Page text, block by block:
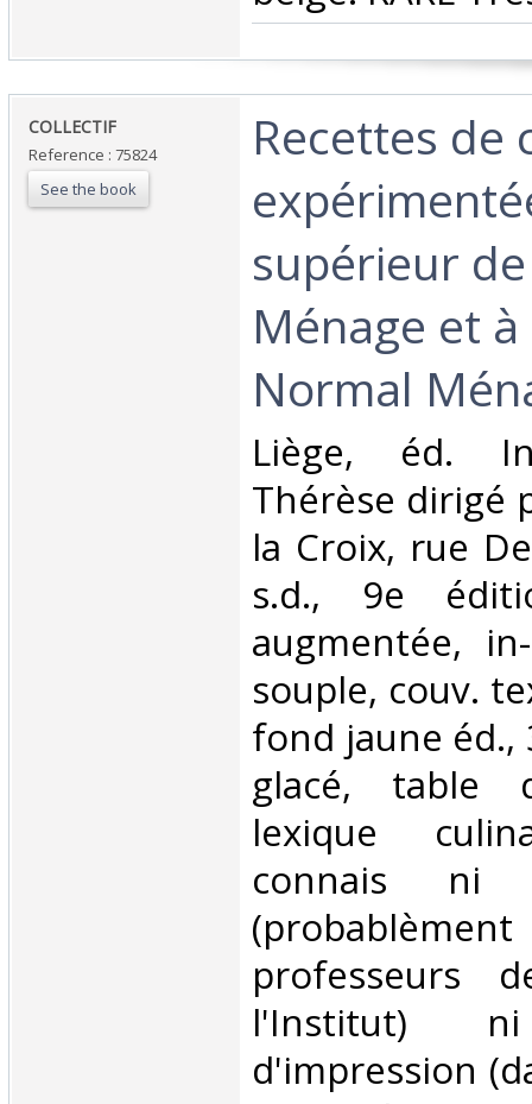
‎COLLECTIF‎
Reference : 75824
See the book
‎Recettes de
supérieur
Ménage et
Normal
‎Liège, éd.
Thérèse dirigé
la Croix, rue
s.d., 9e
augmentée,
souple, couv.
fond jaune éd.,
glacé, table
lexique
connais ni
professeurs
l'Institut)
d'impression